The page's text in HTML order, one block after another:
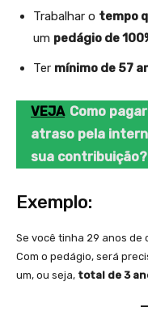
Trabalhar o tempo
um pedágio de
Ter mínimo de 57
VEJA Como
atraso pela
sua contribuição?
Exemplo:
Se você tinha 29 anos de
Com o pedágio, será
um, ou seja, total de 3